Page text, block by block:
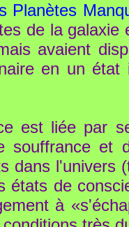
Planètes
de la galaxie
avaient
en un état
est liée par
souffrance et
dans l'univers
états de
à